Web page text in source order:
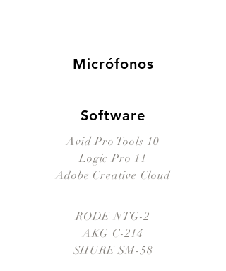
Micrófonos
Software
Avid Pro Tools 10
Logic Pro 11
Adobe Creative Cloud
RODE NTG-2
AKG C-214
SHURE SM-58